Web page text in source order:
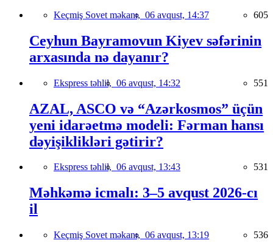
Keçmiş Sovet məkanı, 06 avqust, 14:37 605
Ceyhun Bayramovun Kiyev səfərinin
arxasında nə dayanır?
Ekspress təhlil, 06 avqust, 14:32 551
AZAL, ASCO və “Azərkosmos” üçün
yeni idarəetmə modeli: Fərman hansı
dəyişiklikləri gətirir?
Ekspress təhlil, 06 avqust, 13:43 531
Məhkəmə icmalı: 3–5 avqust 2026-cı
il
Keçmiş Sovet məkanı, 06 avqust, 13:19 536